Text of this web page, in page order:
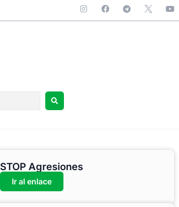
STOP Agresiones
Ir al enlace